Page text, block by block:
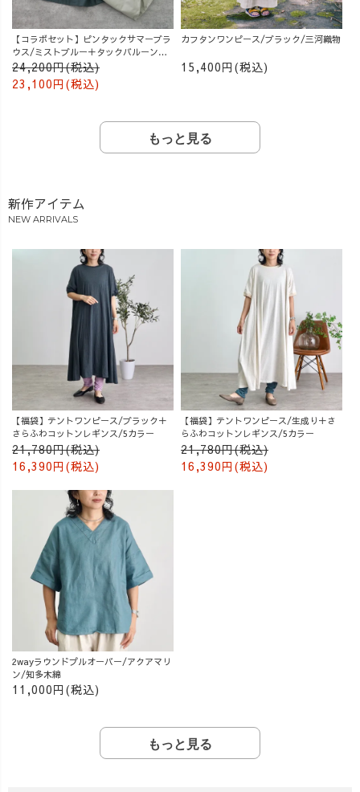
【コラボセット】ピンタックサマーブラ
ウス/ミストブルー＋タックバルーンパ
ンツ/グレージュ
24,200円(税込)
23,100円(税込)
カフタンワンピース/ブラック/三河織物
15,400円(税込)
もっと見る
新作アイテム
NEW ARRIVALS
【福袋】テントワンピース/ブラック＋
さらふわコットンレギンス/5カラー
21,780円(税込)
16,390円(税込)
【福袋】テントワンピース/生成り＋さ
らふわコットンレギンス/5カラー
21,780円(税込)
16,390円(税込)
2wayラウンドプルオーバー/アクアマリ
ン/知多木綿
11,000円(税込)
もっと見る